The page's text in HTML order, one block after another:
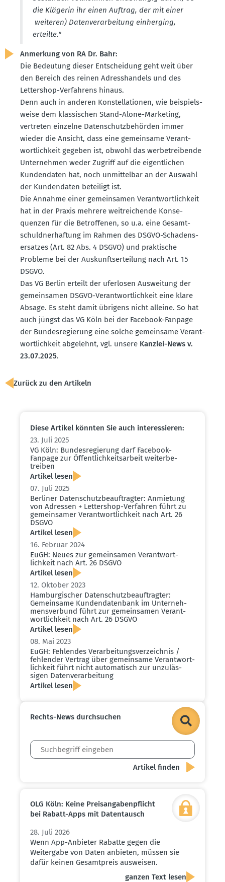
die Klägerin ihr einen Auftrag, der mit einer
weiteren) Daten­ver­ar­beitung einherging,
erteilte."
Anmerkung von RA Dr. Bahr:
Die Bedeutung dieser Entscheidung geht weit über
den Bereich des reinen Adress­handels und des
Lettershop-Verfahrens hinaus.
Denn auch in anderen Konstel­la­tionen, wie beispiels­
weise dem klassi­schen Stand-Alone-Marketing,
vertreten einzelne Daten­schutz­be­hörden immer
wieder die Ansicht, dass eine gemeinsame Verant­
wort­lichkeit gegeben ist, obwohl das werbe­trei­bende
Unter­nehmen weder Zugriff auf die eigent­lichen
Kunden­daten hat, noch unmit­telbar an der Auswahl
der Kunden­daten beteiligt ist.
Die Annahme einer gemein­samen Verant­wort­lichkeit
hat in der Praxis mehrere weitrei­chende Konse­
quenzen für die Betrof­fenen, so u.a. eine Gesamt­
schuld­ner­haftung im Rahmen des DSGVO-Schadens­
er­satzes (Art. 82 Abs. 4 DSGVO) und praktische
Probleme bei der Auskunfts­er­teilung nach Art. 15
DSGVO.
Das VG Berlin erteilt der uferlosen Ausweitung der
gemein­samen DSGVO-Verant­wort­lichkeit eine klare
Absage. Es steht damit übrigens nicht alleine. So hat
auch jüngst das VG Köln bei der Facebook-Fanpage
der Bundes­re­gierung eine solche gemeinsame Verant­
wort­lichkeit abgelehnt, vgl. unsere Kanzlei-News v.
23.07.2025.
Zurück zu den Artikeln
Diese Artikel könnten Sie auch inter­es­sieren:
23. Juli 2025
VG Köln: Bundes­re­gierung darf Facebook-
Fanpage zur Öffent­lich­keits­arbeit weiter­be­
treiben
Artikel lesen
07. Juli 2025
Berliner Daten­schutz­be­auf­tragter: Anmietung
von Adressen + Lettershop-Verfahren führt zu
gemein­samer Verant­wort­lichkeit nach Art. 26
DSGVO
Artikel lesen
16. Februar 2024
EuGH: Neues zur gemein­samen Verant­wort­
lichkeit nach Art. 26 DSGVO
Artikel lesen
12. Oktober 2023
Hambur­gi­scher Daten­schutz­be­auf­tragter:
Gemeinsame Kunden­da­tenbank im Unter­neh­
mens­verbund führt zur gemein­samen Verant­
wort­lichkeit nach Art. 26 DSGVO
Artikel lesen
08. Mai 2023
EuGH: Fehlendes Verar­bei­tungs­ver­zeichnis /
fehlender Vertrag über gemeinsame Verant­wort­
lichkeit führt nicht automa­tisch zur unzuläs­
sigen Daten­ver­ar­beitung
Artikel lesen
Rechts-News durch­suchen
OLG Köln: Keine Preis­an­ga­ben­pflicht
bei Rabatt-Apps mit Daten­tausch
28. Juli 2026
Wenn App-Anbieter Rabatte gegen die
Weitergabe von Daten anbieten, müssen sie
dafür keinen Gesamtpreis ausweisen.
ganzen Text lesen